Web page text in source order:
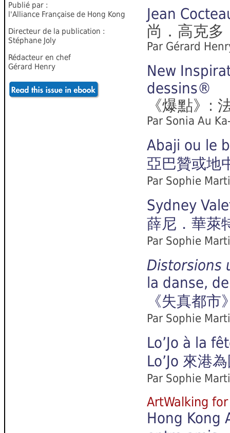
Publié par :
l'Alliance Française de Hong Kong
Directeur de la publication :
Stéphane Joly
Rédacteur en chef
Gérard Henry
Jean
尚．高克多
Par Gérard
New
dessins®
《爆點》:
Par Sonia Au
Abaji ou le
亞巴贊或地
Par Sophie
Sydney
薛尼．華萊
Par Sophie
Distorsions
la danse,
《失真都
Par Sophie
Lo’Jo à la
Lo’Jo 來港
Par Sophie
ArtWalking
Hong Kong